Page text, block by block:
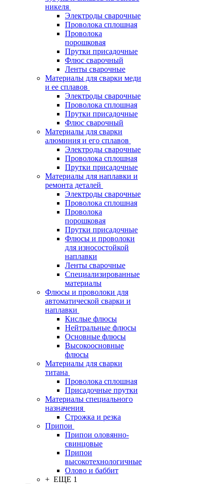
никеля
Электроды сварочные
Проволока сплошная
Проволока
порошковая
Прутки присадочные
Флюс сварочный
Ленты сварочные
Материалы для сварки меди
и ее сплавов
Электроды сварочные
Проволока сплошная
Прутки присадочные
Флюс сварочный
Материалы для сварки
алюминия и его сплавов
Электроды сварочные
Проволока сплошная
Прутки присадочные
Материалы для наплавки и
ремонта деталей
Электроды сварочные
Проволока сплошная
Проволока
порошковая
Прутки присадочные
Флюсы и проволоки
для износостойкой
наплавки
Ленты сварочные
Специализированные
материалы
Флюсы и проволоки для
автоматической сварки и
наплавки
Кислые флюсы
Нейтральные флюсы
Основные флюсы
Высокоосновные
флюсы
Материалы для сварки
титана
Проволока сплошная
Присадочные прутки
Материалы специального
назначения
Строжка и резка
Припои
Припои оловянно-
свинцовые
Припои
высокотехнологичные
Олово и баббит
+ ЕЩЕ 1